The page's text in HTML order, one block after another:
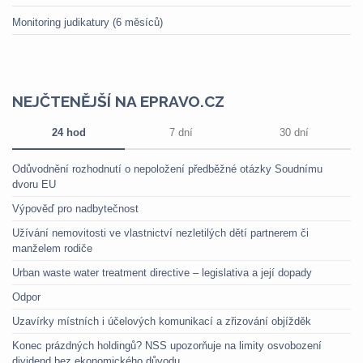
Monitoring judikatury (6 měsíců)
NEJČTENĚJŠÍ NA EPRAVO.CZ
24 hod 7 dní 30 dní
Odůvodnění rozhodnutí o nepoložení předběžné otázky Soudnímu
dvoru EU
Výpověď pro nadbytečnost
Užívání nemovitosti ve vlastnictví nezletilých dětí partnerem či
manželem rodiče
Urban waste water treatment directive – legislativa a její dopady
Odpor
Uzavírky místních i účelových komunikací a zřizování objížděk
Konec prázdných holdingů? NSS upozorňuje na limity osvobození